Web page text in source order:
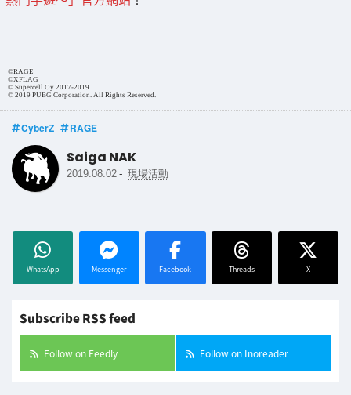
©RAGE
©XFLAG
© Supercell Oy 2017-2019
© 2019 PUBG Corporation. All Rights Reserved.
CyberZ RAGE
Saiga NAK
2019.08.02 - 現場活動
WhatsApp Messenger Facebook Threads X
Subscribe RSS feed
Follow on Feedly Follow on Inoreader